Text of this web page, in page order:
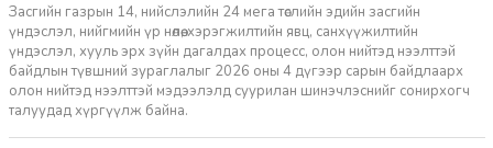
Засгийн газрын 14, нийслэлийн 24 мега төслийн эдийн засгийн
үндэслэл, нийгмийн үр нөлөө, хэрэгжилтийн явц, санхүүжилтийн
үндэслэл, хууль эрх зүйн дагалдах процесс, олон нийтэд нээлттэй
байдлын түвшний зураглалыг 2026 оны 4 дүгээр сарын байдлаарх
олон нийтэд нээлттэй мэдээлэлд суурилан шинэчлэснийг сонирхогч
талуудад хүргүүлж байна.